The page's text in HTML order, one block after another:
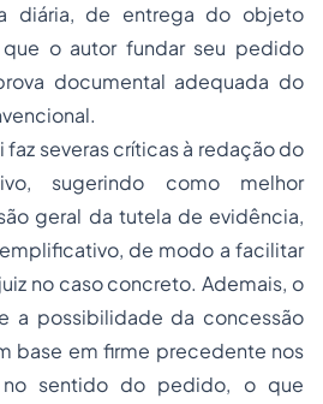
diária, de entrega do objeto
o autor fundar seu pedido
documental adequada do
faz severas críticas à redação do
sugerindo como melhor
geral da tutela de evidência,
de modo a facilitar
no caso concreto. Ademais, o
a possibilidade da concessão
base em firme precedente nos
no sentido do pedido, o que